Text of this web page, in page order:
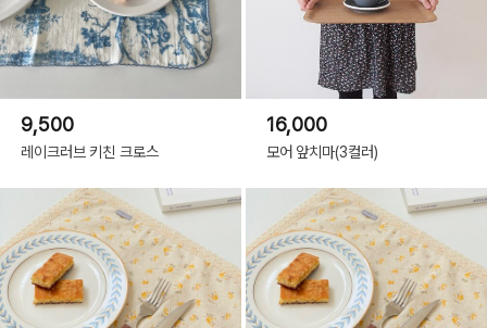
9,500
레이크러브 키친 크로스
16,000
모어 앞치마(3컬러)